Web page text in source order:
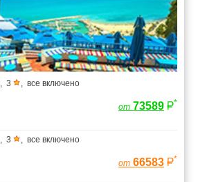
, 3 , все включено
от 73589 *
, 3 , все включено
от 66583 *